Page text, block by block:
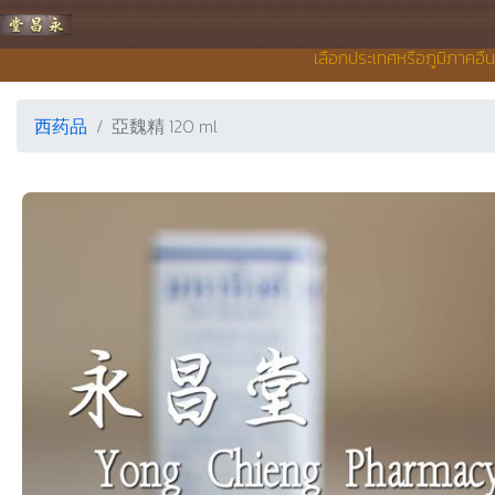
เลือกประเทศหรือภูมิภาค
永昌堂药店
西药品 亞魏精 120 ml